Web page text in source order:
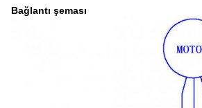
Bağlantı şeması